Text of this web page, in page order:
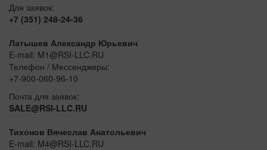
Для заявок:
+7 (351) 248-24-36
Латышев Александр Юрьевич
E-mail: M1@RSI-LLC.RU
Телефон / Мессенджеры:
+7-900-060-96-10
Почта для заявок:
SALE@RSI-LLC.RU
Тихонов Вячеслав Анатольевич
E-mail: M4@RSI-LLC.RU